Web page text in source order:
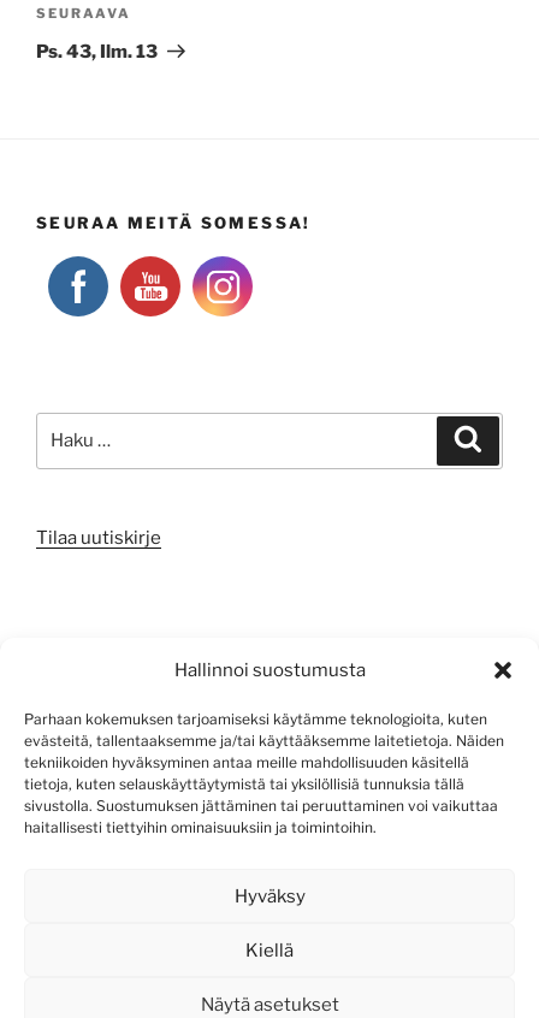
Hallinnoi suostumusta
Parhaan kokemuksen tarjoamiseksi käytämme teknologioita, kuten
evästeitä, tallentaaksemme ja/tai käyttääksemme laitetietoja. Näiden
tekniikoiden hyväksyminen antaa meille mahdollisuuden käsitellä
tietoja, kuten selauskäyttäytymistä tai yksilöllisiä tunnuksia tällä
sivustolla. Suostumuksen jättäminen tai peruuttaminen voi vaikuttaa
haitallisesti tiettyihin ominaisuuksiin ja toimintoihin.
Hyväksy
Kiellä
Näytä asetukset
Seuraava
artikkeli
SEURAAVA
Ps. 43, Ilm. 13
SEURAA MEITÄ SOMESSA!
Tilaa uutiskirje
Sisältösyöte
Kommenttisyöte